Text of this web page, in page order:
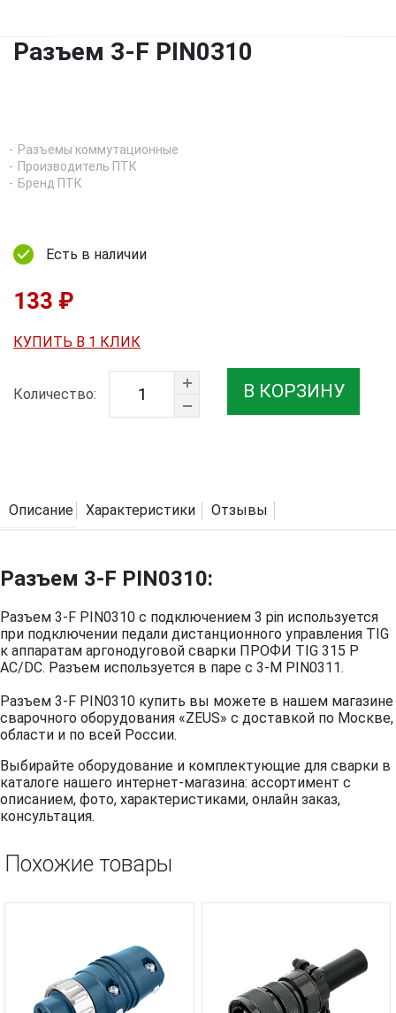
Разъем 3-F PIN0310
Разъемы коммутационные
Производитель ПТК
Бренд ПТК
Есть в наличии
133 ₽
КУПИТЬ В 1 КЛИК
Количество: В КОРЗИНУ
Описание Характеристики Отзывы
Разъем 3-F PIN0310:
Разъем 3-F PIN0310 с подключением 3 pin используется
при подключении педали дистанционного управления TIG
к аппаратам аргонодуговой сварки ПРОФИ TIG 315 P
AC/DC. Разъем используется в паре с 3-M PIN0311.
Разъем 3-F PIN0310 купить вы можете в нашем магазине
сварочного оборудования «ZEUS» с доставкой по Москве,
области и по всей России.
Выбирайте оборудование и комплектующие для сварки в
каталоге нашего интернет-магазина: ассортимент с
описанием, фото, характеристиками, онлайн заказ,
консультация.
Похожие товары